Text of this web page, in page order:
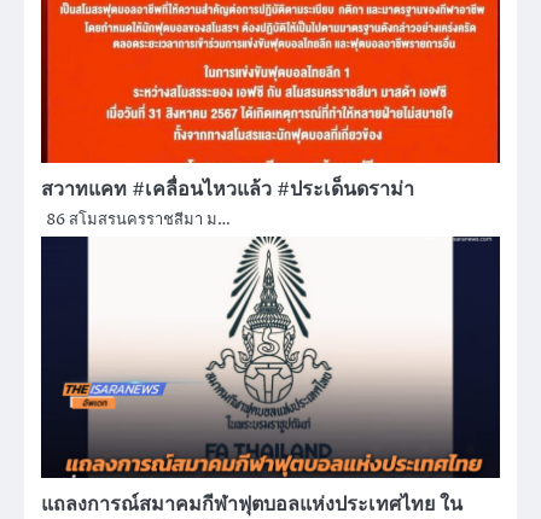
สวาทแคท #เคลื่อนไหวแล้ว #ประเด็นดราม่า
86 สโมสรนครราชสีมา ม…
แถลงการณ์สมาคมกีฬาฟุตบอลแห่งประเทศไทย ใน